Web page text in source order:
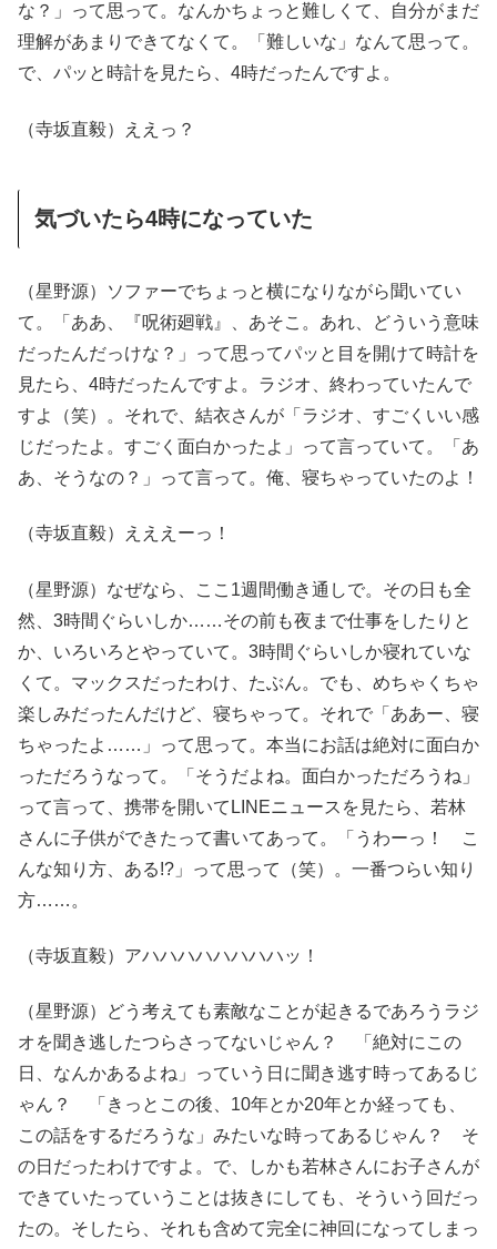
な？」って思って。なんかちょっと難しくて、自分がまだ
理解があまりできてなくて。「難しいな」なんて思って。
で、パッと時計を見たら、4時だったんですよ。
（寺坂直毅）ええっ？
気づいたら4時になっていた
（星野源）ソファーでちょっと横になりながら聞いてい
て。「ああ、『呪術廻戦』、あそこ。あれ、どういう意味
だったんだっけな？」って思ってパッと目を開けて時計を
見たら、4時だったんですよ。ラジオ、終わっていたんで
すよ（笑）。それで、結衣さんが「ラジオ、すごくいい感
じだったよ。すごく面白かったよ」って言っていて。「あ
あ、そうなの？」って言って。俺、寝ちゃっていたのよ！
（寺坂直毅）えええーっ！
（星野源）なぜなら、ここ1週間働き通しで。その日も全
然、3時間ぐらいしか……その前も夜まで仕事をしたりと
か、いろいろとやっていて。3時間ぐらいしか寝れていな
くて。マックスだったわけ、たぶん。でも、めちゃくちゃ
楽しみだったんだけど、寝ちゃって。それで「ああー、寝
ちゃったよ……」って思って。本当にお話は絶対に面白か
っただろうなって。「そうだよね。面白かっただろうね」
って言って、携帯を開いてLINEニュースを見たら、若林
さんに子供ができたって書いてあって。「うわーっ！ こ
んな知り方、ある!?」って思って（笑）。一番つらい知り
方……。
（寺坂直毅）アハハハハハハハハッ！
（星野源）どう考えても素敵なことが起きるであろうラジ
オを聞き逃したつらさってないじゃん？ 「絶対にこの
日、なんかあるよね」っていう日に聞き逃す時ってあるじ
ゃん？ 「きっとこの後、10年とか20年とか経っても、
この話をするだろうな」みたいな時ってあるじゃん？ そ
の日だったわけですよ。で、しかも若林さんにお子さんが
できていたっていうことは抜きにしても、そういう回だっ
たの。そしたら、それも含めて完全に神回になってしまっ